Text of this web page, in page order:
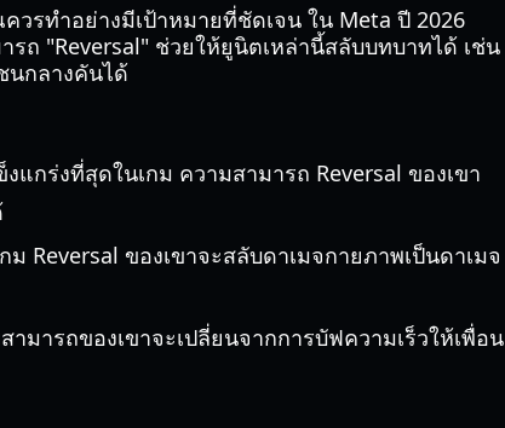
วรทำอย่างมีเป้าหมายที่ชัดเจน ใน Meta ปี 2026
ถ "Reversal" ช่วยให้ยูนิตเหล่านี้สลับบทบาทได้ เช่น
นกลางคันได้
แกร่งที่สุดในเกม ความสามารถ Reversal ของเขา
Reversal ของเขาจะสลับดาเมจกายภาพเป็นดาเมจ
ารถของเขาจะเปลี่ยนจากการบัฟความเร็วให้เพื่อน